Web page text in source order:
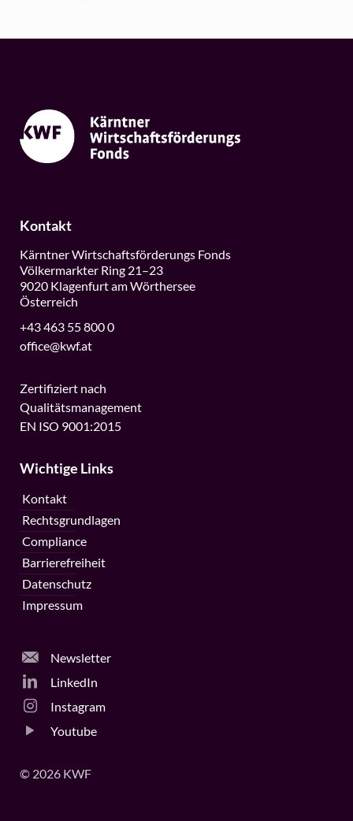
Kontakt
Kärntner Wirtschaftsförderungs Fonds
Völkermarkter Ring 21–23
9020 Klagenfurt am Wörthersee
Österreich
+43 463 55 800 0
office@kwf.at
Zertifiziert nach
Qualitätsmanagement
EN ISO 9001:2015
Wichtige Links
Kontakt
Rechtsgrundlagen
Compliance
Barrierefreiheit
Datenschutz
Impressum
Newsletter
LinkedIn
Instagram
Youtube
© 2026 KWF